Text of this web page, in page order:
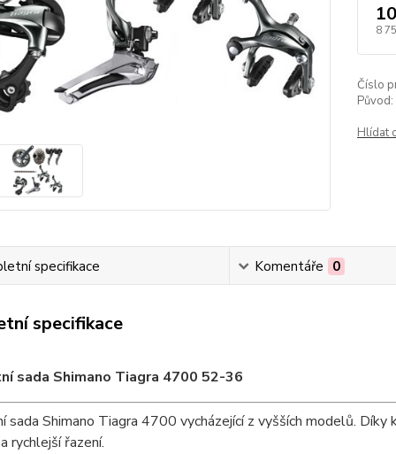
8
Číslo
Původ:
Hlídat
specifikace Komentáře 0
specifikace
sada Shimano Tiagra 4700 52-36
sada Shimano Tiagra 4700 vycházející z vyšších modelů.
rychlejší řazení.